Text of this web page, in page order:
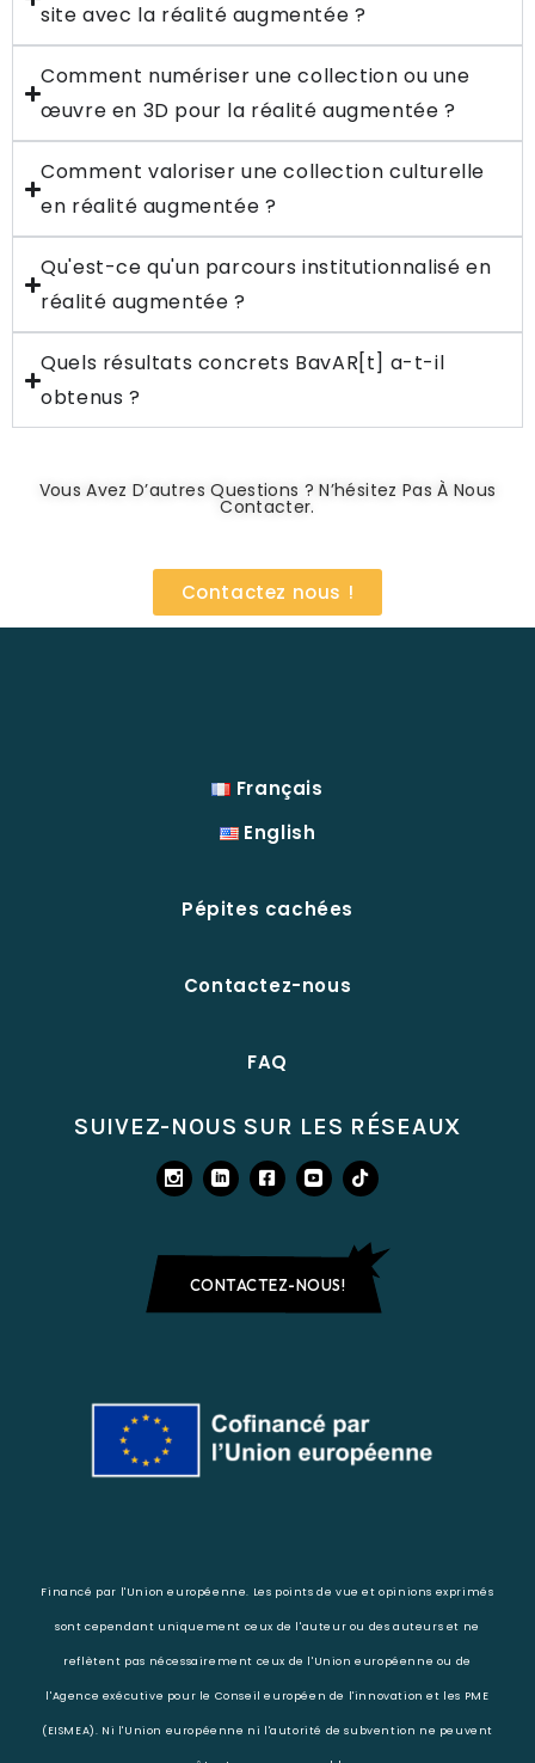
site avec la réalité augmentée ?
Comment numériser une collection ou une
œuvre en 3D pour la réalité augmentée ?
Comment valoriser une collection culturelle
en réalité augmentée ?
Qu'est-ce qu'un parcours institutionnalisé en
réalité augmentée ?
Quels résultats concrets BavAR[t] a-t-il
obtenus ?
Vous Avez D’autres Questions ? N’hésitez Pas À Nous
Contacter.
Contactez nous !
Français
English
Pépites cachées
Contactez-nous
FAQ
SUIVEZ-NOUS SUR LES RÉSEAUX
CONTACTEZ-NOUS!
Financé par l'Union européenne. Les points de vue et opinions exprimés
sont cependant uniquement ceux de l'auteur ou des auteurs et ne
reflètent pas nécessairement ceux de l'Union européenne ou de
l'Agence exécutive pour le Conseil européen de l'innovation et les PME
(EISMEA). Ni l'Union européenne ni l'autorité de subvention ne peuvent